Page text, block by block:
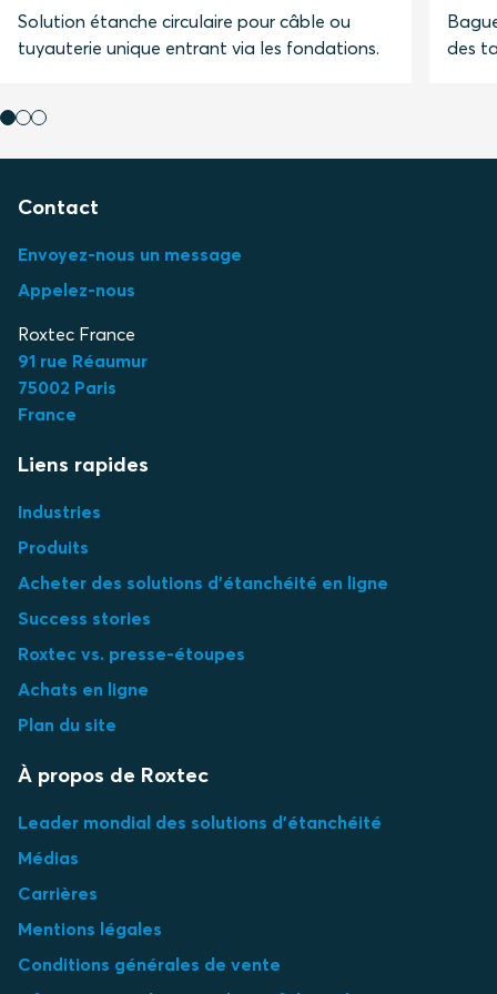
Solution étanche circulaire pour câble ou
tuyauterie unique entrant via les fondations.
des
Contact
Envoyez-nous un message
Appelez-nous
Roxtec France
91 rue Réaumur
75002 Paris
France
Liens rapides
Industries
Produits
Acheter des solutions d'étanchéité en ligne
Success stories
Roxtec vs. presse-étoupes
Achats en ligne
Plan du site
À propos de Roxtec
Leader mondial des solutions d'étanchéité
Médias
Carrières
Mentions légales
Conditions générales de vente